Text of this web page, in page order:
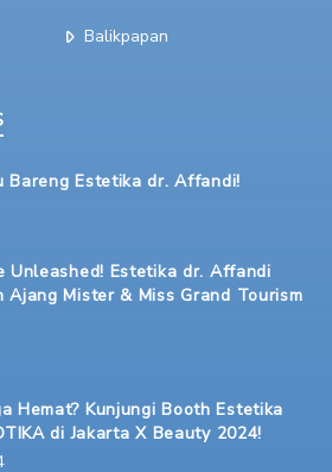
Balikpapan
Bareng Estetika dr. Affandi!
Unleashed! Estetika dr. Affandi
Ajang Mister & Miss Grand Tourism
Hemat? Kunjungi Booth Estetika
di Jakarta X Beauty 2024!